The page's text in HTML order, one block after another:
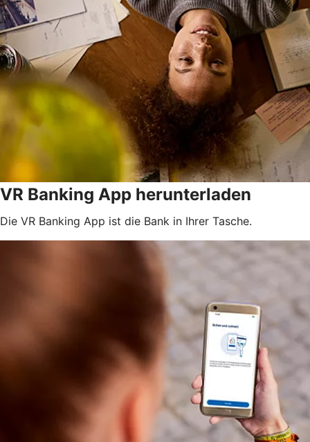
VR Banking App herunterladen
Die VR Banking App ist die Bank in Ihrer Tasche.